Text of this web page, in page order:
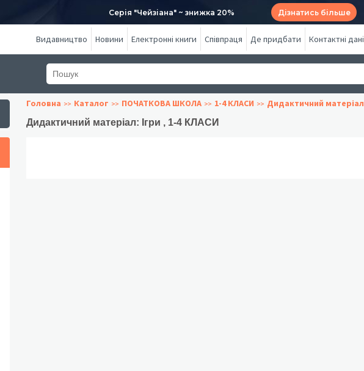
Серія "Чейзіана" ~ знижка 20% Дізнатись більше
Видавництво Новини Електронні книги Співпраця Де придбати Контактні дані
Головна Каталог ПОЧАТКОВА ШКОЛА 1-4 КЛАСИ Дидактичний матеріал
Дидактичний матеріал: Ігри , 1-4 КЛАСИ